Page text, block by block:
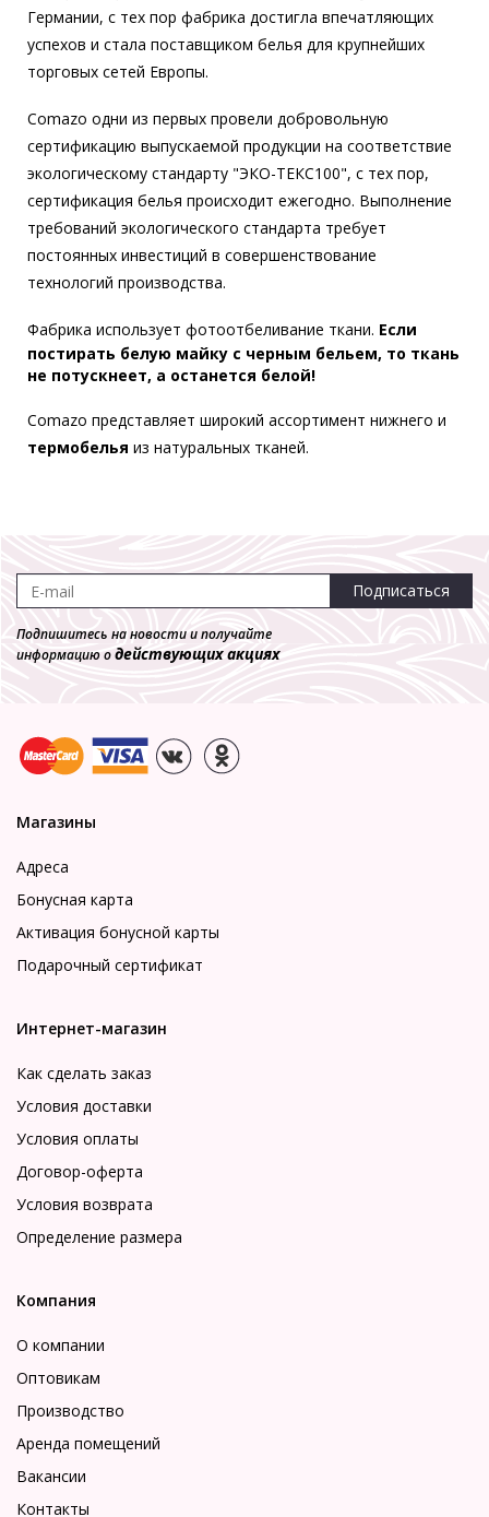
Германии, с тех пор фабрика достигла впечатляющих
успехов и стала поставщиком белья для крупнейших
торговых сетей Европы.
Comazo одни из первых провели добровольную
сертификацию выпускаемой продукции на соответствие
экологическому стандарту "ЭКО-ТЕКС100", с тех пор,
сертификация белья происходит ежегодно. Выполнение
требований экологического стандарта требует
постоянных инвестиций в совершенствование
технологий производства.
Фабрика использует фотоотбеливание ткани. Если
постирать белую майку с черным бельем, то ткань
не потускнеет, а останется белой!
Comazo представляет широкий ассортимент нижнего и
термобелья из натуральных тканей.
Подписаться
Подпишитесь на новости и получайте
информацию одействующих акциях
Магазины
Адреса
Бонусная карта
Активация бонусной карты
Подарочный сертификат
Интернет-магазин
Как сделать заказ
Условия доставки
Условия оплаты
Договор-оферта
Условия возврата
Определение размера
Компания
О компании
Оптовикам
Производство
Аренда помещений
Вакансии
Контакты